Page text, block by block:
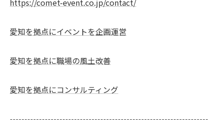
https://comet-event.co.jp/contact/
愛知を拠点にイベントを企画運営
愛知を拠点に職場の風土改善
愛知を拠点にコンサルティング